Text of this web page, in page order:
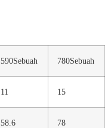
590Sebuah 780Sebuah
11 15
58.6 78